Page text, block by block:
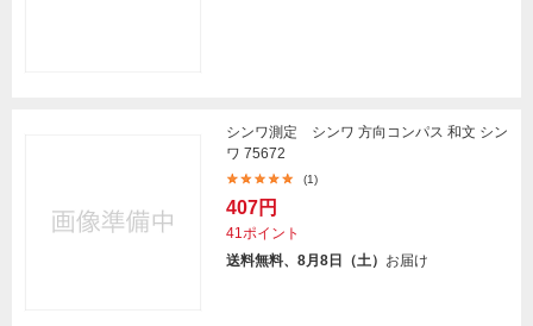
シンワ測定 シンワ 方向コンパス 和文 シン
ワ 75672
(1)
407円
41ポイント
送料無料、8月8日（土） お届け